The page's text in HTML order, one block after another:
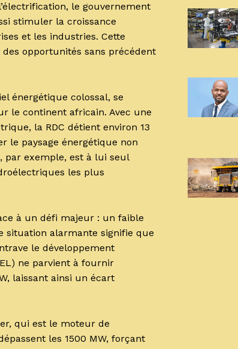
le gouvernement
stimuler la croissance
et les industries. Cette
opportunités sans précédent
énergétique colossal, se
le continent africain. Avec une
la RDC détient environ 13
le paysage énergétique non
par exemple, est à lui seul
les plus
à un défi majeur : un faible
situation alarmante signifie que
le développement
ne parvient à fournir
laissant ainsi un écart
qui est le moteur de
les 1500 MW, forçant